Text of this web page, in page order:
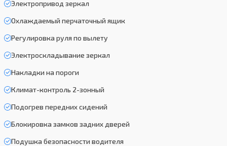
Электропривод зеркал
Охлаждаемый перчаточный ящик
Регулировка руля по вылету
Электроскладывание зеркал
Накладки на пороги
Климат-контроль 2-зонный
Подогрев передних сидений
Блокировка замков задних дверей
Подушка безопасности водителя